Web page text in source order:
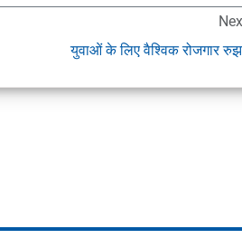
युवाओं के लिए वैश्विक रोजगार